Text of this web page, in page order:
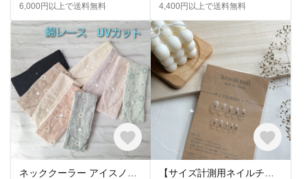
6,000円以上で送料無料 4,400円以上で送料無料